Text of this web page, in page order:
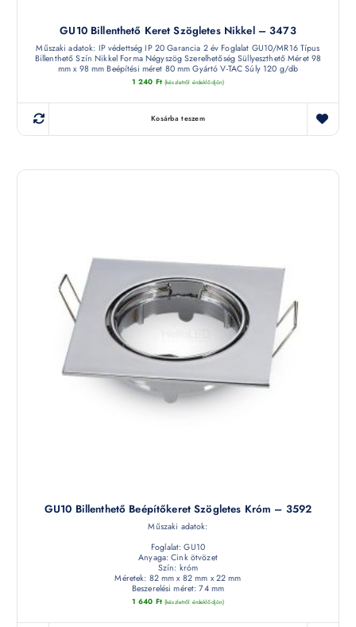
GU10 Billenthető Keret Szögletes Nikkel – 3473
Műszaki adatok: IP védettség IP 20 Garancia 2 év Foglalat GU10/MR16 Típus
Billenthető Szín Nikkel Forma Négyszög Szerelhetőség Süllyeszthető Méret 98
mm x 98 mm Beépítési méret 80 mm Gyártó V-TAC Súly 120 g/db
1 240 Ft (készletről érdeklődjön)
Kosárba teszem
GU10 Billenthető Beépítőkeret Szögletes Króm – 3592
Műszaki adatok:
Foglalat: GU10
Anyaga: Cink ötvözet
Szín: króm
Méretek: 82 mm x 82 mm x 22 mm
Beszerelési méret: 74 mm
1 640 Ft (készletről érdeklődjön)